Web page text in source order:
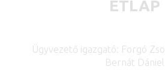
ÉTLAP
Ügyvezető igazgató: Forgó
Bernát Dániel